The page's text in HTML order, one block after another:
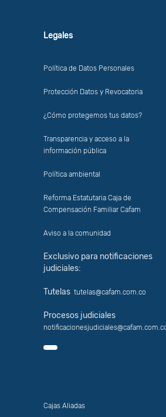
Legales
Política de Datos Personales
Protección Datos y Revocatoria
¿Cómo protegemos tus datos?
Transparencia y acceso a la
información pública
Política ambiental
Reforma Estatutaria Caja de
Compensación Familiar Cafam
Aviso a la comunidad
Exclusivo para notificaciones
judiciales:
Tutelas tutelas@cafam.com.co
Procesos judiciales
Cajas Aliadas